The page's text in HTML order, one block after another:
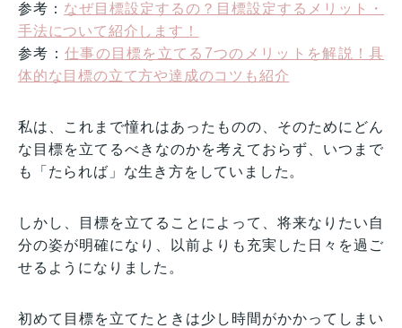
参考： なぜ目標設定するの？目標設定するメリット・
手法について紹介します！
参考： 仕事の目標を立てる7つのメリットを解説！具
体的な目標の立て方や達成のコツも紹介
私は、これまで憧れはあったものの、そのためにどん
な目標を立てるべきなのかを考えておらず、いつまで
も「たられば」な生き方をしていました。
しかし、目標を立てることによって、将来なりたい自
分の姿が明確になり、以前よりも充実した日々を過ご
せるようになりました。
初めて目標を立てたときは少し時間がかかってしまい